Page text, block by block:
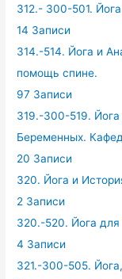
312.- 300-501.
14 Записи
314.-514. Йога и
помощь спине.
97 Записи
319.-300-519.
Беременных.
20 Записи
320. Йога и
2 Записи
320.-520. Йога
4 Записи
321.-300-505.